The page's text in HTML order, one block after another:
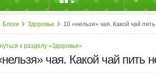
Блоги Здоровье 10 «нельзя» чая. Какой чай
к разделу «Здоровье»
чая. Какой чай пить